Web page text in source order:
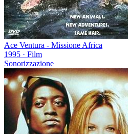
Ace Ventura - Missione Africa
1995 · Film
Sonorizzazione